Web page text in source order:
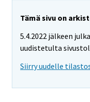
Tämä sivu on
5.4.2022 jälkeen
uudistetulta
Siirry uudelle